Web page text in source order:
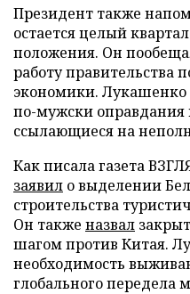
Президент также
остается целый
положения. Он
работу правительства
экономики.
по-мужски оправдания
ссылающиеся на
Как писала газета
заявил о выделении
строительства
Он также назвал
шагом против Китая.
необходимость
глобального передела